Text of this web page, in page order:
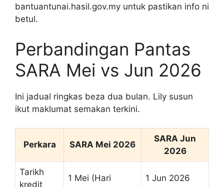
bantuantunai.hasil.gov.my untuk pastikan info ni
betul.
Perbandingan Pantas
SARA Mei vs Jun 2026
Ini jadual ringkas beza dua bulan. Lily susun
ikut maklumat semakan terkini.
Perkara SARA Mei 2026
SARA Jun
2026
Tarikh
kredit
1 Mei (Hari
1 Jun 2026